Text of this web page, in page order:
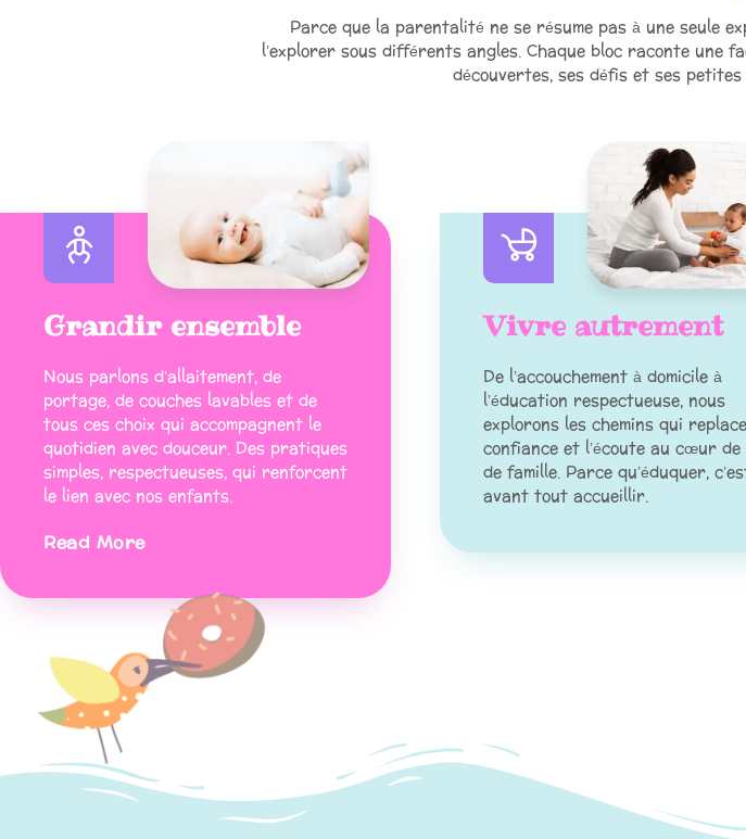
Parce que la parentalité ne se résume pas à une seule
l’explorer sous différents angles. Chaque bloc raconte une
découvertes, ses défis et ses
Grandir ensemble
Nous parlons d’allaitement, de
portage, de couches lavables et de
tous ces choix qui accompagnent le
quotidien avec douceur. Des pratiques
simples, respectueuses, qui renforcent
le lien avec nos enfants.
Read More
Vivre autrement
De l’accouchement à domicile à
l’éducation respectueuse, nous
explorons les chemins qui
confiance et l’écoute au cœur
de famille. Parce qu’éduquer,
avant tout accueillir.